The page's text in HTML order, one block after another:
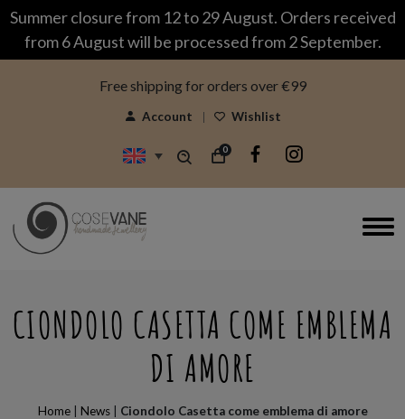
Summer closure from 12 to 29 August. Orders received
from 6 August will be processed from 2 September.
Free shipping for orders over €99
Account Wishlist
0
CIONDOLO CASETTA COME EMBLEMA
DI AMORE
Home| News| Ciondolo Casetta come emblema di amore